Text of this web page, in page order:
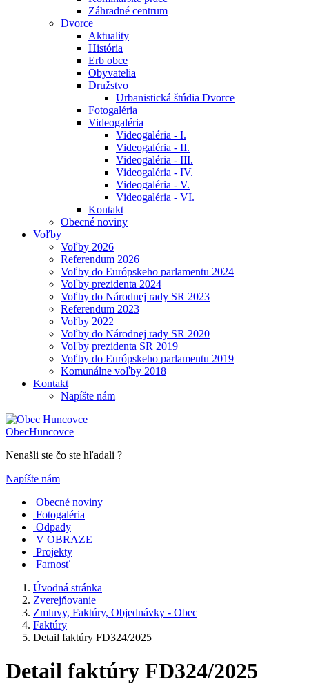
Záhradné centrum
Dvorce
Aktuality
História
Erb obce
Obyvatelia
Družstvo
Urbanistická štúdia Dvorce
Fotogaléria
Videogaléria
Videogaléria - I.
Videogaléria - II.
Videogaléria - III.
Videogaléria - IV.
Videogaléria - V.
Videogaléria - VI.
Kontakt
Obecné noviny
Voľby
Voľby 2026
Referendum 2026
Voľby do Európskeho parlamentu 2024
Voľby prezidenta 2024
Voľby do Národnej rady SR 2023
Referendum 2023
Voľby 2022
Voľby do Národnej rady SR 2020
Voľby prezidenta SR 2019
Voľby do Európskeho parlamentu 2019
Komunálne voľby 2018
Kontakt
Napíšte nám
ObecHuncovce
Nenašli ste čo ste hľadali ?
Napíšte nám
Obecné noviny
Fotogaléria
Odpady
V OBRAZE
Projekty
Farnosť
Úvodná stránka
Zverejňovanie
Zmluvy, Faktúry, Objednávky - Obec
Faktúry
Detail faktúry FD324/2025
Detail faktúry FD324/2025